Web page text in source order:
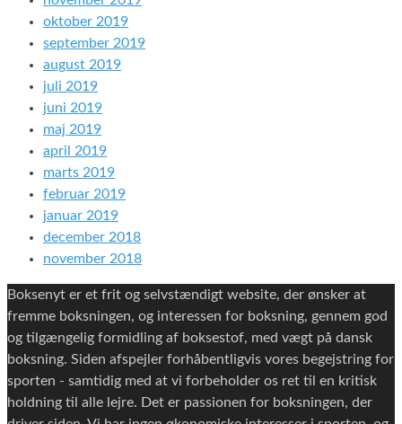
oktober 2019
september 2019
august 2019
juli 2019
juni 2019
maj 2019
april 2019
marts 2019
februar 2019
januar 2019
december 2018
november 2018
Boksenyt er et frit og selvstændigt website, der ønsker at
fremme boksningen, og interessen for boksning, gennem god
og tilgængelig formidling af boksestof, med vægt på dansk
boksning. Siden afspejler forhåbentligvis vores begejstring for
sporten - samtidig med at vi forbeholder os ret til en kritisk
holdning til alle lejre. Det er passionen for boksningen, der